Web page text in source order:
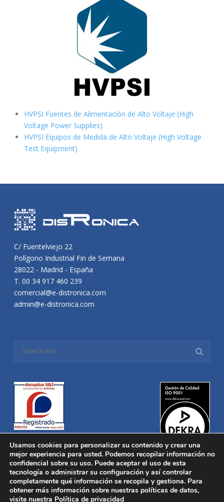
HVPSI Fuentes de Alimentación de Alto Voltaje (High
Voltage Power Supplies)
HVPSI Equipos de Medida de Alto Voltaje (High Voltage
Test Equipment)
C/ Fuentelviejo 22
Polígono Industrial Fin de Semana
28022 - Madrid - España
T. 00 34 917 460 239
comercial@e-distronica.com
admin@e-distronica.com
Distronica © 2016 Todos los derechos reservados.Aviso legal
Política de privacidad|Política de Cookies
Desarrollado porNucleosoft
Usamos cookies para personalizar su contenido y crear una
mejor experiencia para usted. Podemos recopilar información no
confidencial sobre su uso. Puede aceptar el uso de esta
tecnología o administrar su configuración y así controlar
completamente qué información se recopila y gestiona. Para
obtener más información sobre nuestras políticas de datos,
visite nuestra Política de privacidad